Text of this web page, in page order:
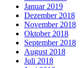
Januar 2019
Dezember 2018
November 2018
Oktober 2018
September 2018
August 2018
Juli 2018